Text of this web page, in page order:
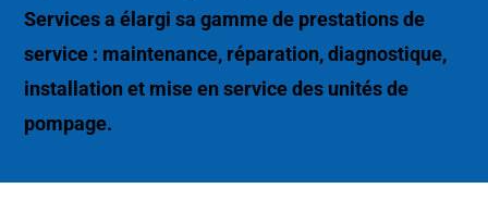
Services a élargi sa gamme de prestations de
service : maintenance, réparation, diagnostique,
installation et mise en service des unités de
pompage.